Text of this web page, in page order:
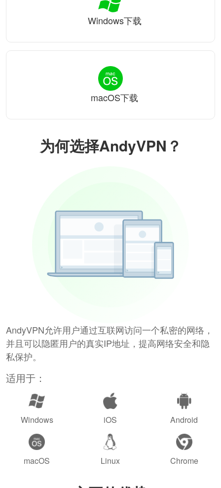
为何选择AndyVPN？
AndyVPN允许用户通过互联网访问一个私密的网络，
并且可以隐匿用户的真实IP地址，提高网络安全和隐
私保护。
适用于：
Windows iOS Android
macOS Linux Chrome
Windows下载
macOS下载